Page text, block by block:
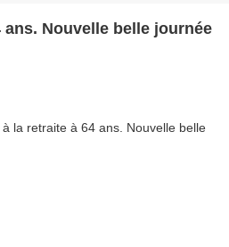
ans. Nouvelle belle journée